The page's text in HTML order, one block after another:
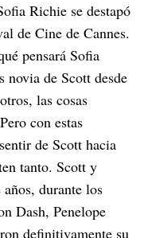
Richie se destapó
de Cine de Cannes.
pensará Sofia
novia de Scott desde
las cosas
con estas
de Scott hacia
tanto. Scott y
durante los
Dash, Penelope
definitivamente su